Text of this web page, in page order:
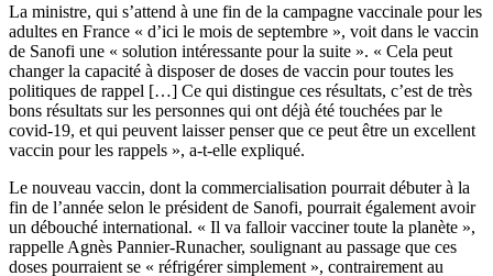
La ministre, qui s’attend à une fin de la campagne vaccinale pour les
adultes en France « d’ici le mois de septembre », voit dans le vaccin
de Sanofi une « solution intéressante pour la suite ». « Cela peut
changer la capacité à disposer de doses de vaccin pour toutes les
politiques de rappel […] Ce qui distingue ces résultats, c’est de très
bons résultats sur les personnes qui ont déjà été touchées par le
covid-19, et qui peuvent laisser penser que ce peut être un excellent
vaccin pour les rappels », a-t-elle expliqué.
Le nouveau vaccin, dont la commercialisation pourrait débuter à la
fin de l’année selon le président de Sanofi, pourrait également avoir
un débouché international. « Il va falloir vacciner toute la planète »,
rappelle Agnès Pannier-Runacher, soulignant au passage que ces
doses pourraient se « réfrigérer simplement », contrairement au